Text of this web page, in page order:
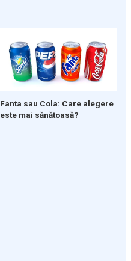
Fanta sau Cola: Care alegere
este mai sănătoasă?